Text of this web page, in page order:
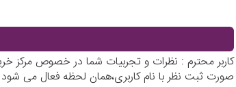
کاربر محترم : نظرات و تجربیات شما در خصوص مرکز
صورت ثبت نظر با نام کاربری،همان لحظه فعال می